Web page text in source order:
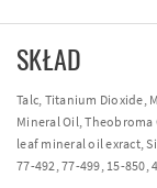
SKŁAD
Talc, Titanium Dioxide,
Mineral Oil, Theobroma
leaf mineral oil exract,
77-492, 77-499, 15-850,